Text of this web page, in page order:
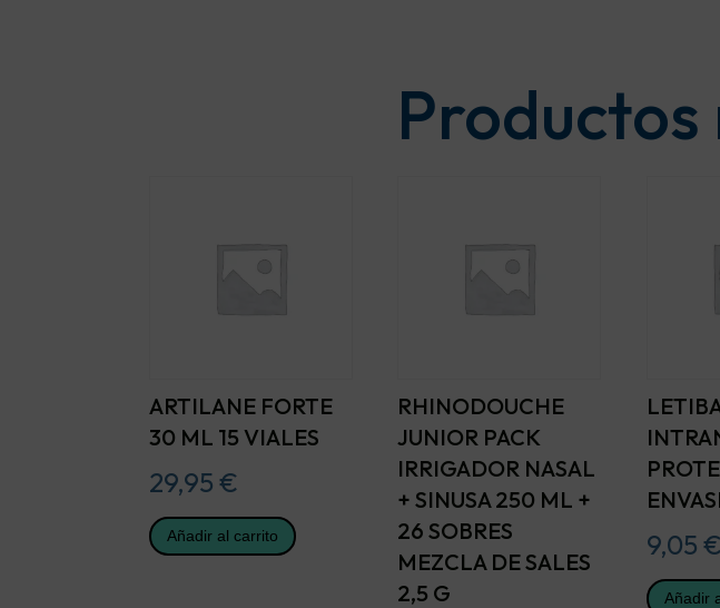
ARTILANE FORTE
30 ML 15 VIALES
29,95€
Añadir al carrito
RHINODOUCHE
JUNIOR PACK
IRRIGADOR NASAL
+ SINUSA 250 ML +
26 SOBRES
MEZCLA DE SALES
2,5 G
9,05 €
Añadir